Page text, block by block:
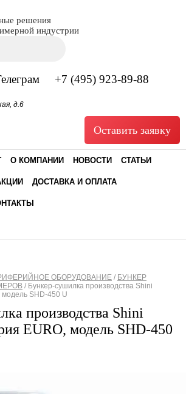
решения
индустрии
+7 (495) 923-89-88
д.6
Оставить заявку
О КОМПАНИИ НОВОСТИ СТАТЬИ
ДОСТАВКА И ОПЛАТА
ОБОРУДОВАНИЕ / БУНКЕР
/ Бункер-сушилка производства Shini
модель SHD-450 U
производства Shini
EURO, модель SHD-450